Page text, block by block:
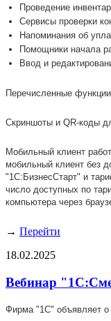
Проведение
Сервисы проверки
Напоминания об
Помощники начала
Ввод и
Перечисленные
Скриншоты и QR-коды
Мобильный клиент
мобильный клиент без
"1С:БизнесСтарт" и
число доступных по
компьютера через
→ Перейти
18.02.2025
Вебинар
Фирма "1С" объявляет о